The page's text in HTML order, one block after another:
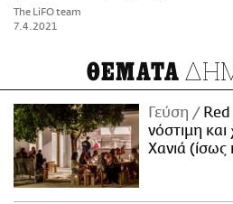
The LiFO team
7.4.2021
ΘΕΜΑΤΑ
Γεύση
Red
νόστιμη
Χανιά (ίσως